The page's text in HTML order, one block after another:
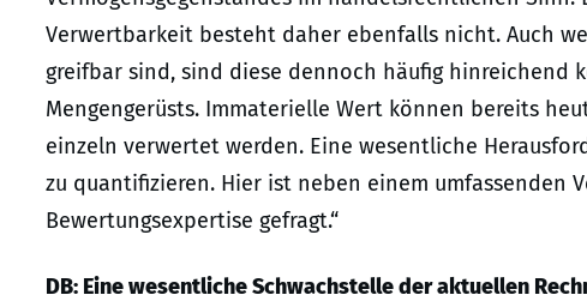
Verwertbarkeit besteht daher ebenfalls nicht. Auch
greifbar sind, sind diese dennoch häufig hinreichend
Mengengerüsts. Immaterielle Wert können bereits
einzeln verwertet werden. Eine wesentliche
zu quantifizieren. Hier ist neben einem umfassenden
Bewertungsexpertise gefragt.“
DB: Eine wesentliche Schwachstelle der aktuellen